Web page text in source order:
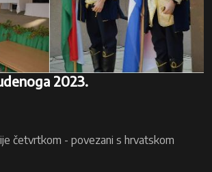
2023.
četvrtkom - povezani s hrvatskom